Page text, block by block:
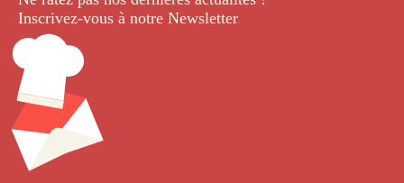
Inscrivez-vous à notre Newsletter.